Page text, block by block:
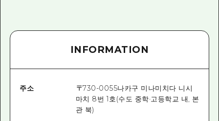
INFORMATION
주소 〒730-0055나카구 미나미치다 니시
마치 8번 1호(수도 중학·고등학교 내, 본
관 북)